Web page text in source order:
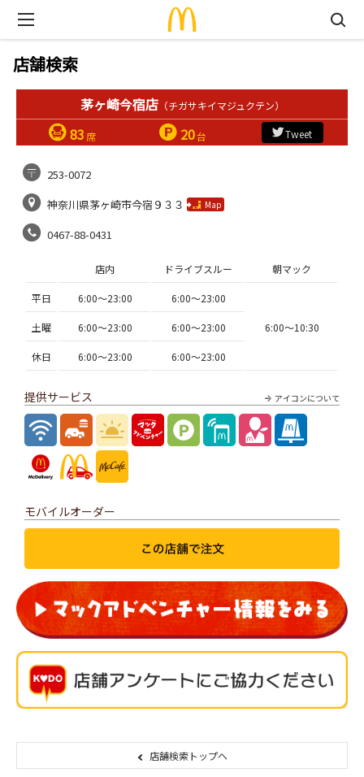
店舗検索
茅ヶ崎今宿店（チガサキイマジュクテン）
83 席 20台 Tweet
253-0072
神奈川県茅ヶ崎市今宿９３３
Map
0467-88-0431
店内 ドライブスルー 朝マック
平日 6:00〜23:00 6:00〜23:00
6:00〜10:30
土曜 6:00〜23:00 6:00〜23:00
休日 6:00〜23:00 6:00〜23:00
アイコンについて
提供サービス
モバイルオーダー
店舗検索トップへ